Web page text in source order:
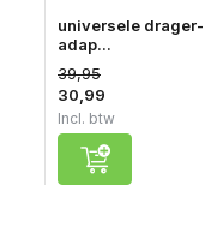
universele drager-
adap...
39,95
30,99
Incl. btw